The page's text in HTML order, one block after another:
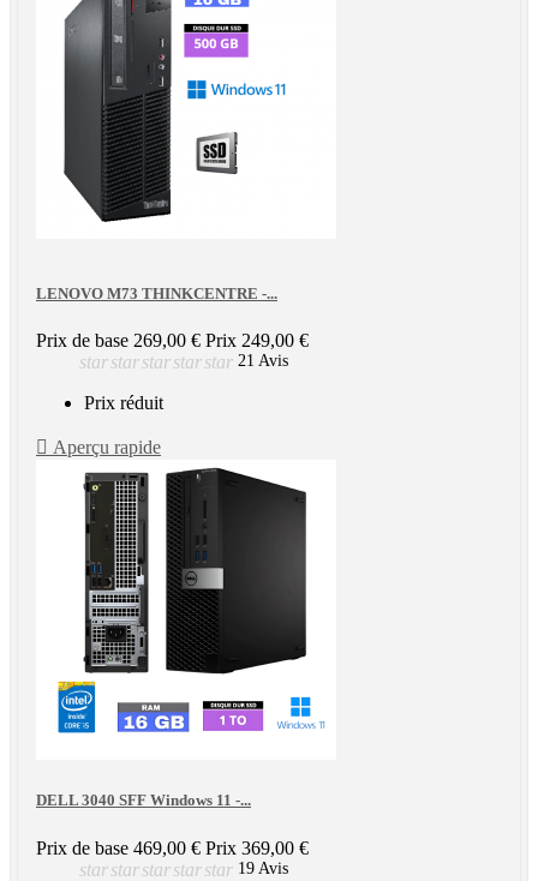
LENOVO M73 THINKCENTRE -...
Prix de base 269,00 € Prix 249,00 €
starstarstarstarstar 21 Avis
Prix réduit
 Aperçu rapide
DELL 3040 SFF Windows 11 -...
Prix de base 469,00 € Prix 369,00 €
starstarstarstarstar 19 Avis